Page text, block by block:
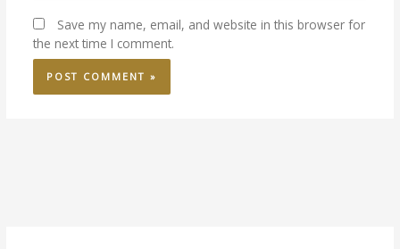
Save my name, email, and website in this browser for
the next time I comment.